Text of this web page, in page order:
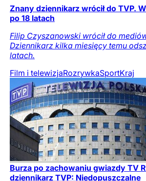
Znany dziennikarz wrócił do TVP.
po 18 latach
Filip Czyszanowski wrócił do
Dziennikarz kilka miesięcy temu
latach.
Film i telewizjaRozrywkaSportKraj
Burza po zachowaniu gwiazdy TV
dziennikarz TVP: Niedopuszczalne